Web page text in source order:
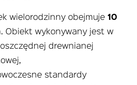
wielorodzinny obejmuje 10
Obiekt wykonywany jest w
drewnianej
standardy